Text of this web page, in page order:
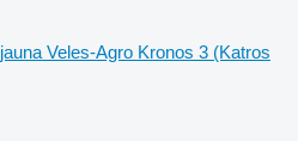
jauna Veles-Agro Kronos 3 (Katros